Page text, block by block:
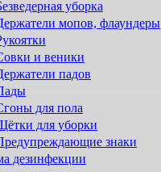
уборка
мопов, флаундеры
и веники
падов
для пола
для уборки
знаки
дезинфекции